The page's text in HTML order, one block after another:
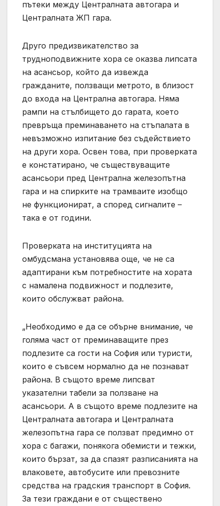
пътеки между Централната автогара и
Централната ЖП гара.
Друго предизвикателство за
трудноподвижните хора се оказва липсата
на асансьор, който да извежда
гражданите, ползващи метрото, в близост
до входа на Централна автогара. Няма
рампи на стълбището до гарата, което
превръща преминаването на стъпалата в
невъзможно изпитание без съдействието
на други хора. Освен това, при проверката
е констатирано, че съществуващите
асансьори пред Централна железопътна
гара и на спирките на трамваите изобщо
не функционират, а според сигналите –
така е от години.
Проверката на институцията на
омбудсмана установява още, че не са
адаптирани към потребностите на хората
с намалена подвижност и подлезите,
които обслужват района.
„Необходимо е да се обърне внимание, че
голяма част от преминаващите през
подлезите са гости на София или туристи,
които е съвсем нормално да не познават
района. В същото време липсват
указателни табели за ползване на
асансьори. А в същото време подлезите на
Централната автогара и Централната
железопътна гара се ползват предимно от
хора с багажи, понякога обемисти и тежки,
които бързат, за да спазят разписанията на
влаковете, автобусите или превозните
средства на градския транспорт в София.
За тези граждани е от съществено